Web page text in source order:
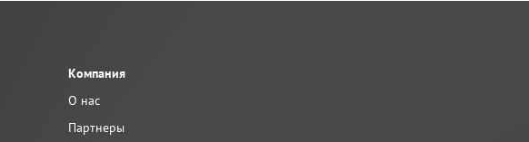
Компания
О нас
Партнеры